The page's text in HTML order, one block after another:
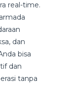
real-time.
dan
bisa
dan
tanpa